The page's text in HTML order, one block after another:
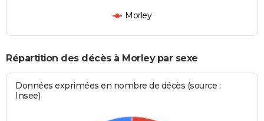
Morley
Répartition des décès à Morley par sexe
Données exprimées en nombre de décès (source :
Insee)